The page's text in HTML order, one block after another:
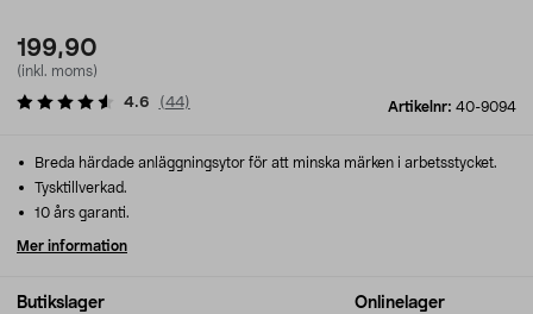
199,90
(inkl. moms)
Artikelnr: 40-9094
4.6 (44)
Butikslager Onlinelager
Breda härdade anläggningsytor för att minska märken i arbetsstycket.
Tysktillverkad.
10 års garanti.
Mer information